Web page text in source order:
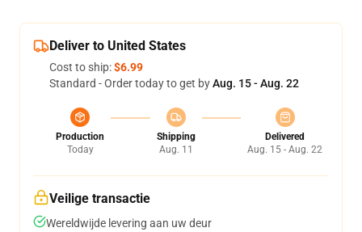
Deliver to United States
Cost to ship:$6.99
Standard - Order today to get byAug. 15 - Aug. 22
Production
Today
Shipping
Aug. 11
Delivered
Aug. 15 - Aug. 22
Veilige transactie
Wereldwijde levering aan uw deur